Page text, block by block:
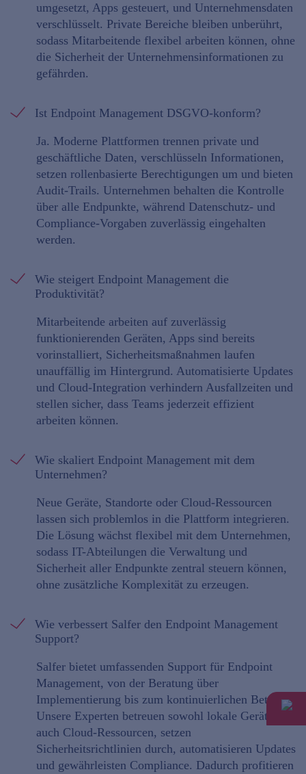
umgesetzt, Apps gesteuert, und Unternehmensdaten
verschlüsselt. Private Bereiche bleiben unberührt,
sodass Mitarbeitende flexibel arbeiten können, ohne
die Sicherheit der Unternehmensinformationen zu
gefährden.
Ist Endpoint Management DSGVO-konform?
Ja. Moderne Plattformen trennen private und
geschäftliche Daten, verschlüsseln Informationen,
setzen rollenbasierte Berechtigungen um und bieten
Audit-Trails. Unternehmen behalten die Kontrolle
über alle Endpunkte, während Datenschutz- und
Compliance-Vorgaben zuverlässig eingehalten
werden.
Wie steigert Endpoint Management die
Produktivität?
Mitarbeitende arbeiten auf zuverlässig
funktionierenden Geräten, Apps sind bereits
vorinstalliert, Sicherheitsmaßnahmen laufen
unauffällig im Hintergrund. Automatisierte Updates
und Cloud-Integration verhindern Ausfallzeiten und
stellen sicher, dass Teams jederzeit effizient
arbeiten können.
Wie skaliert Endpoint Management mit dem
Unternehmen?
Neue Geräte, Standorte oder Cloud-Ressourcen
lassen sich problemlos in die Plattform integrieren.
Die Lösung wächst flexibel mit dem Unternehmen,
sodass IT-Abteilungen die Verwaltung und
Sicherheit aller Endpunkte zentral steuern können,
ohne zusätzliche Komplexität zu erzeugen.
Wie verbessert Salfer den Endpoint Management
Support?
Salfer bietet umfassenden Support für Endpoint
Management, von der Beratung über
Implementierung bis zum kontinuierlichen Betrieb.
Unsere Experten betreuen sowohl lokale Geräte als
auch Cloud-Ressourcen, setzen
Sicherheitsrichtlinien durch, automatisieren Updates
und gewährleisten Compliance. Dadurch profitieren